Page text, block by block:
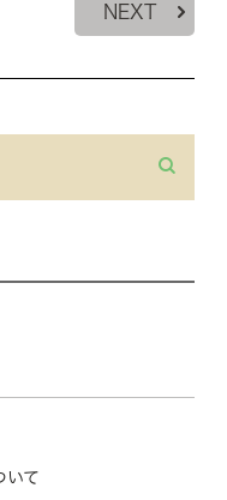
NEXT
いて